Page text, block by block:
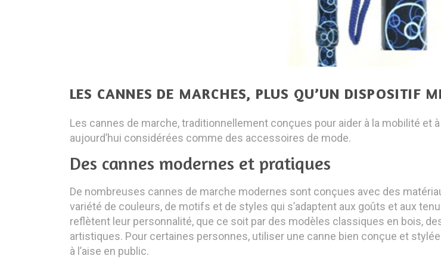
LES CANNES DE MARCHES, PLUS QU’UN DISPOSITIF
Les cannes de marche, traditionnellement conçues pour aider à la mobilité et
aujourd’hui considérées comme des accessoires de mode.
Des cannes modernes et pratiques
De nombreuses cannes de marche modernes sont conçues avec des
variété de couleurs, de motifs et de styles qui s’adaptent aux goûts et aux
reflètent leur personnalité, que ce soit par des modèles classiques en bois,
artistiques. Pour certaines personnes, utiliser une canne bien conçue et
à l’aise en public.